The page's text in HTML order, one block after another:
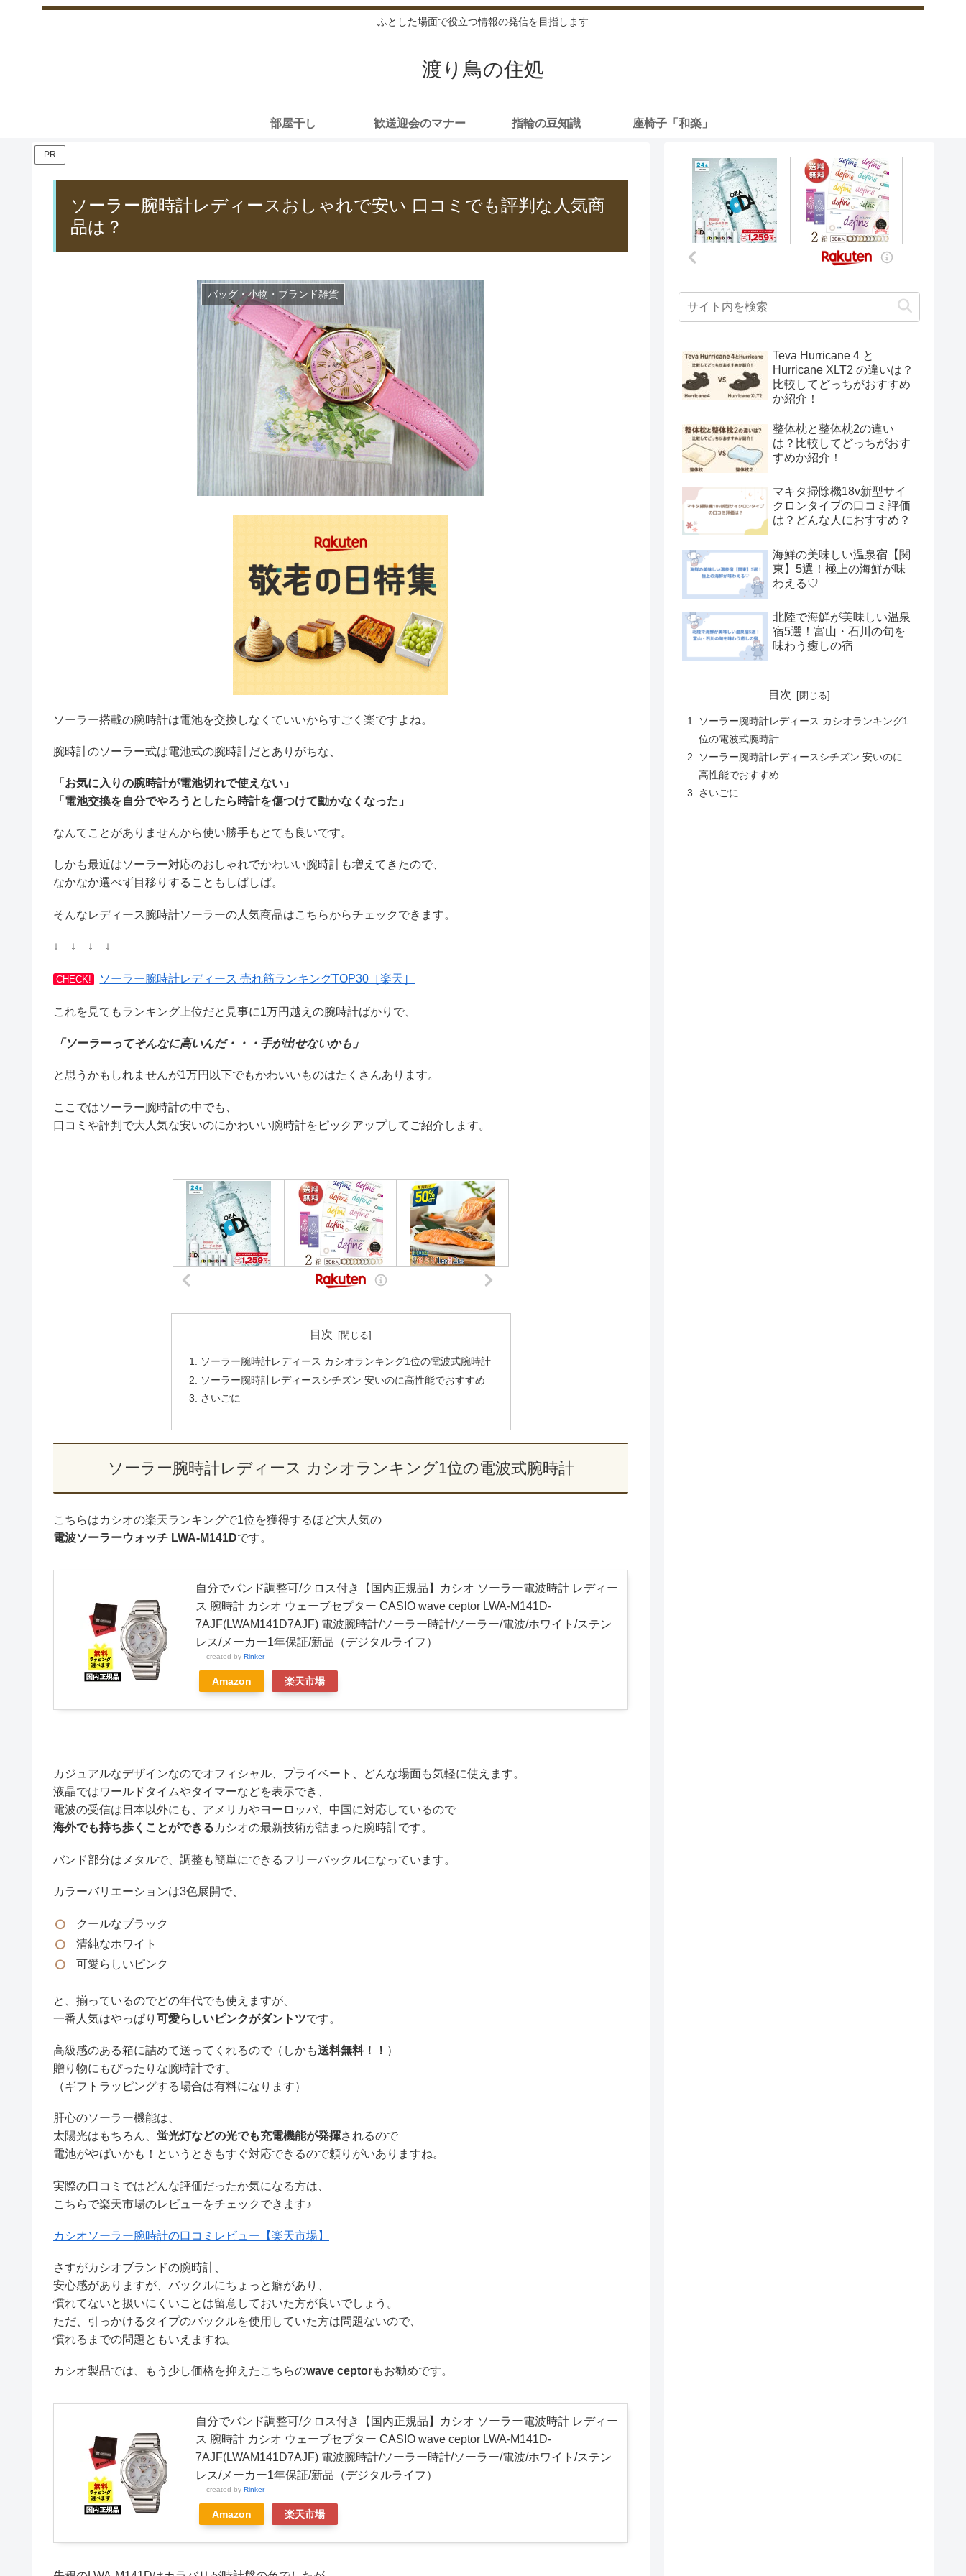
ふとした場面で役立つ情報の発信を目指します
渡り鳥の住処
部屋干し 歓送迎会のマナー 指輪の豆知識 座椅子「和楽」
PR
ソーラー腕時計レディースおしゃれで安い 口コミでも評判な人気商
品は？
バッグ・小物・ブランド雑貨
ソーラー搭載の腕時計は電池を交換しなくていいからすごく楽ですよね。
腕時計のソーラー式は電池式の腕時計だとありがちな、
「お気に入りの腕時計が電池切れで使えない」
「電池交換を自分でやろうとしたら時計を傷つけて動かなくなった」
なんてことがありませんから使い勝手もとても良いです。
しかも最近はソーラー対応のおしゃれでかわいい腕時計も増えてきたので、
なかなか選べず目移りすることもしばしば。
そんなレディース腕時計ソーラーの人気商品はこちらからチェックできます。
↓ ↓ ↓ ↓
CHECK! ソーラー腕時計レディース 売れ筋ランキングTOP30［楽天］
これを見てもランキング上位だと見事に1万円越えの腕時計ばかりで、
「ソーラーってそんなに高いんだ・・・手が出せないかも」
と思うかもしれませんが1万円以下でもかわいいものはたくさんあります。
ここではソーラー腕時計の中でも、
口コミや評判で大人気な安いのにかわいい腕時計をピックアップしてご紹介します。
目次
ソーラー腕時計レディース カシオランキング1位の電波式腕時計
ソーラー腕時計レディースシチズン 安いのに高性能でおすすめ
さいごに
ソーラー腕時計レディース カシオランキング1位の電波式腕時計
こちらはカシオの楽天ランキングで1位を獲得するほど大人気の
電波ソーラーウォッチ LWA-M141Dです。
自分でバンド調整可/クロス付き【国内正規品】カシオ ソーラー電波時計 レディー
ス 腕時計 カシオ ウェーブセプター CASIO wave ceptor LWA-M141D-
7AJF(LWAM141D7AJF) 電波腕時計/ソーラー時計/ソーラー/電波/ホワイト/ステン
レス/メーカー1年保証/新品（デジタルライフ）
created by Rinker
Amazon 楽天市場
カジュアルなデザインなのでオフィシャル、プライベート、どんな場面も気軽に使えます。
液晶ではワールドタイムやタイマーなどを表示でき、
電波の受信は日本以外にも、アメリカやヨーロッパ、中国に対応しているので
海外でも持ち歩くことができるカシオの最新技術が詰まった腕時計です。
バンド部分はメタルで、調整も簡単にできるフリーバックルになっています。
カラーバリエーションは3色展開で、
クールなブラック
清純なホワイト
可愛らしいピンク
と、揃っているのでどの年代でも使えますが、
一番人気はやっぱり 可愛らしいピンクがダントツです。
高級感のある箱に詰めて送ってくれるので（しかも送料無料！！ ）
贈り物にもぴったりな腕時計です。
（ギフトラッピングする場合は有料になります）
肝心のソーラー機能は、
太陽光はもちろん、 蛍光灯などの光でも充電機能が発揮されるので
電池がやばいかも！というときもすぐ対応できるので頼りがいありますね。
実際の口コミではどんな評価だったか気になる方は、
こちらで楽天市場のレビューをチェックできます♪
カシオソーラー腕時計の口コミレビュー【楽天市場】
さすがカシオブランドの腕時計、
安心感がありますが、バックルにちょっと癖があり、
慣れてないと扱いにくいことは留意しておいた方が良いでしょう。
ただ、引っかけるタイプのバックルを使用していた方は問題ないので、
慣れるまでの問題ともいえますね。
カシオ製品では、もう少し価格を抑えたこちらのwave ceptorもお勧めです。
自分でバンド調整可/クロス付き【国内正規品】カシオ ソーラー電波時計 レディー
ス 腕時計 カシオ ウェーブセプター CASIO wave ceptor LWA-M141D-
7AJF(LWAM141D7AJF) 電波腕時計/ソーラー時計/ソーラー/電波/ホワイト/ステン
レス/メーカー1年保証/新品（デジタルライフ）
created by Rinker
Amazon 楽天市場
Teva Hurricane 4 と
Hurricane XLT2 の違いは？
比較してどっちがおすすめ
か紹介！
整体枕と整体枕2の違い
は？比較してどっちがおす
すめか紹介！
マキタ掃除機18v新型サイ
クロンタイプの口コミ評価
は？どんな人におすすめ？
海鮮の美味しい温泉宿【関
東】5選！極上の海鮮が味
わえる♡
北陸で海鮮が美味しい温泉
宿5選！富山・石川の旬を
味わう癒しの宿
目次
ソーラー腕時計レディース カシオランキング1
位の電波式腕時計
ソーラー腕時計レディースシチズン 安いのに
高性能でおすすめ
さいごに